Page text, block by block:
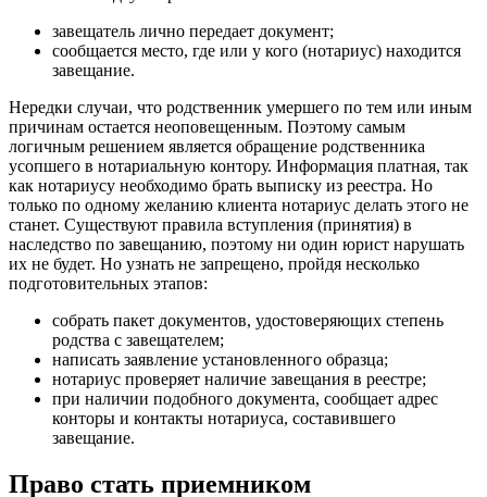
завещатель лично передает документ;
сообщается место, где или у кого (нотариус) находится
завещание.
Нередки случаи, что родственник умершего по тем или иным
причинам остается неоповещенным. Поэтому самым
логичным решением является обращение родственника
усопшего в нотариальную контору. Информация платная, так
как нотариусу необходимо брать выписку из реестра. Но
только по одному желанию клиента нотариус делать этого не
станет. Существуют правила вступления (принятия) в
наследство по завещанию, поэтому ни один юрист нарушать
их не будет. Но узнать не запрещено, пройдя несколько
подготовительных этапов:
собрать пакет документов, удостоверяющих степень
родства с завещателем;
написать заявление установленного образца;
нотариус проверяет наличие завещания в реестре;
при наличии подобного документа, сообщает адрес
конторы и контакты нотариуса, составившего
завещание.
Право стать приемником